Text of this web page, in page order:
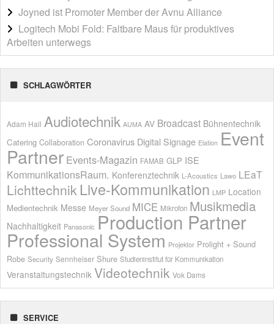
Joyned ist Promoter Member der Avnu Alliance
Logitech Mobi Fold: Faltbare Maus für produktives
Arbeiten unterwegs
SCHLAGWÖRTER
Adam Hall Audiotechnik AUMA AV Broadcast Bühnentechnik
Catering Collaboration Coronavirus Digital Signage Elation Event
Partner Events-Magazin FAMAB GLP ISE
KommunikationsRaum. Konferenztechnik L-Acoustics Lawo LEaT
Lichttechnik Live-Kommunikation LMP Location
Medientechnik Messe Meyer Sound MICE Mikrofon Musikmedia
Nachhaltigkeit Panasonic Production Partner
Professional System Projektor Prolight + Sound
Robe Security Sennheiser Shure Studieninstitut für Kommunikation
Veranstaltungstechnik Videotechnik Vok Dams
SERVICE